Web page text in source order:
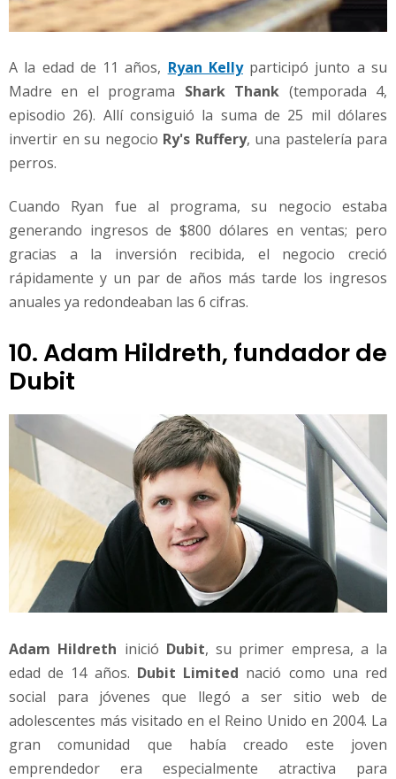
A la edad de 11 años, Ryan Kellyparticipó junto a su
Madre en el programa Shark Thank (temporada 4,
episodio 26). Allí consiguió la suma de 25 mil dólares
invertir en su negocio Ry's Ruffery, una pastelería para
perros.
Cuando Ryan fue al programa, su negocio estaba
generando ingresos de $800 dólares en ventas; pero
gracias a la inversión recibida, el negocio creció
rápidamente y un par de años más tarde los ingresos
anuales ya redondeaban las 6 cifras.
10. Adam Hildreth, fundador de
Dubit
Adam Hildreth inició Dubit, su primer empresa, a la
edad de 14 años. Dubit Limited nació como una red
social para jóvenes que llegó a ser sitio web de
adolescentes más visitado en el Reino Unido en 2004. La
gran comunidad que había creado este joven
emprendedor era especialmente atractiva para